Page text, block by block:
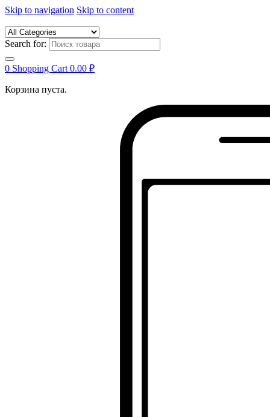
Skip to navigation Skip to content
Search for:
0 Shopping Cart 0.00 ₽
Корзина пуста.